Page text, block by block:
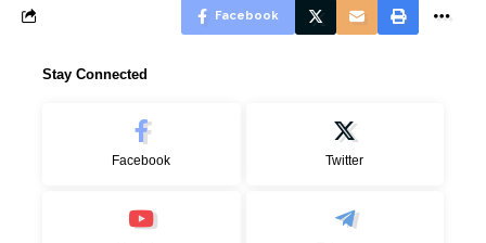
Facebook
Stay Connected
Facebook Twitter